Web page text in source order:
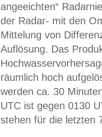
angeeichten“
der Radar- mit den
Mittelung von
Auflösung. Das
räumlich hoch
werden ca. 30
UTC ist gegen 0130
stehen für die letzten